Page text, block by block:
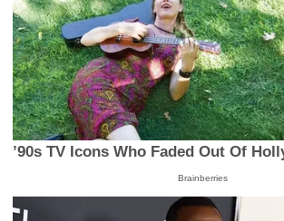
’90s TV Icons Who Faded Out Of
Brainberries